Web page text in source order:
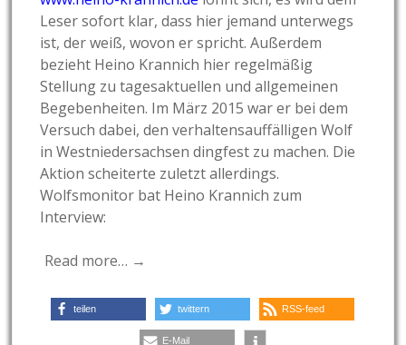
Leser sofort klar, dass hier jemand unterwegs
ist, der weiß, wovon er spricht. Außerdem
bezieht Heino Krannich hier regelmäßig
Stellung zu tagesaktuellen und allgemeinen
Begebenheiten. Im März 2015 war er bei dem
Versuch dabei, den verhaltensauffälligen Wolf
in Westniedersachsen dingfest zu machen. Die
Aktion scheiterte zuletzt allerdings.
Wolfsmonitor bat Heino Krannich zum
Interview:
Read more… →
teilen twittern RSS-feed
E-Mail